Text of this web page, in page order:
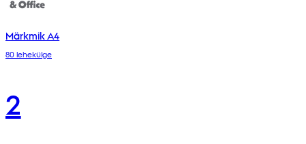
Märkmik A4
80 lehekülge
2